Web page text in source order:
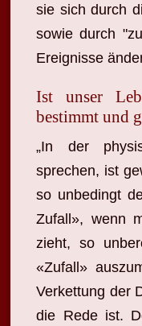
sie sich durch
sowie durch
Ereignisse
Ist unser
bestimmt und
„In der
sprechen, ist
so unbedingt
Zufall», wenn
zieht, so
«Zufall»
Verkettung der
die Rede ist.